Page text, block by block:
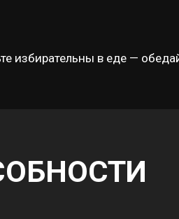
избирательны в еде —